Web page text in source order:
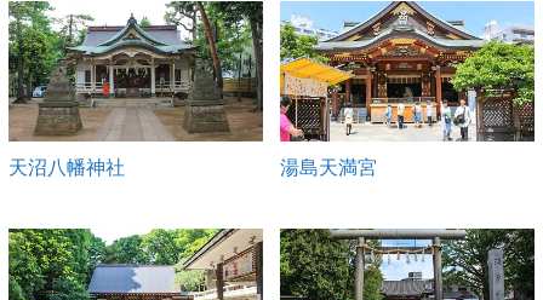
天沼八幡神社 湯島天満宮